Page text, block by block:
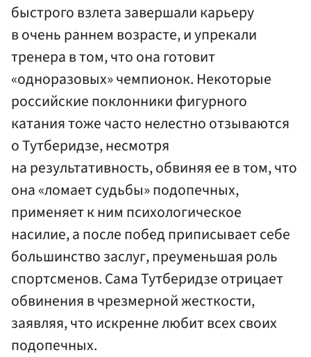
быстрого взлета завершали карьеру
в очень раннем возрасте, и упрекали
тренера в том, что она готовит
«одноразовых» чемпионок. Некоторые
российские поклонники фигурного
катания тоже часто нелестно отзываются
о Тутберидзе, несмотря
на результативность, обвиняя ее в том, что
она «ломает судьбы» подопечных,
применяет к ним психологическое
насилие, а после побед приписывает себе
большинство заслуг, преуменьшая роль
спортсменов. Сама Тутберидзе отрицает
обвинения в чрезмерной жесткости,
заявляя, что искренне любит всех своих
подопечных.